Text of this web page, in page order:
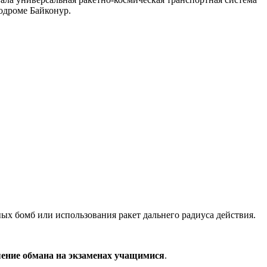
Байконур.
бомб или использования ракет дальнего радиуса действия.
обмана на экзаменах учащимися.